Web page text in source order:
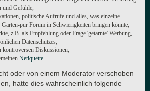
und Gefühle,
politische Aufrufe und alles, was einzelne
pur Forum in Schwierigkeiten bringen könnte,
z.B. als Empfehlung oder Frage 'getarnte' Werbung,
Datenschutzes,
kontroversen Diskussionen,
Netiquette.
oder von einem Moderator verschoben
hatte dies wahrscheinlich folgende